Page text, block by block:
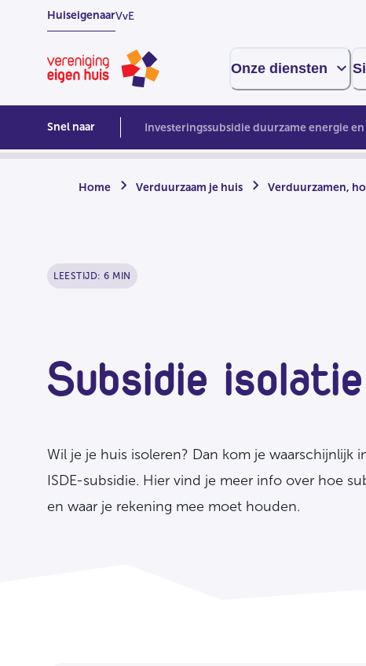
OverslaanHuiseigenaarVvE
Homepage
Onze diensten
Snel naar Investeringssubsidie duurzame energie
Home Verduurzaam je huis Verduurzamen,
LEESTIJD: 6 MIN
Subsidie isolatie
Wil je je huis isoleren? Dan kom je waarschijnlijk
ISDE-subsidie. Hier vind je meer info over hoe
en waar je rekening mee moet houden.